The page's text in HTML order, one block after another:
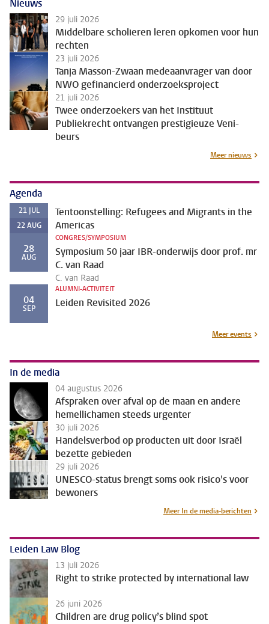
Nieuws
29 juli 2026
Middelbare scholieren leren opkomen voor hun
rechten
23 juli 2026
Tanja Masson-Zwaan medeaanvrager van door
NWO gefinancierd onderzoeksproject
21 juli 2026
Twee onderzoekers van het Instituut
Publiekrecht ontvangen prestigieuze Veni-
beurs
Meer nieuws
Agenda
21 JUL
22AUG
Tentoonstelling: Refugees and Migrants in the
Americas
28
AUG
CONGRES/SYMPOSIUM
Symposium 50 jaar IBR-onderwijs door prof. mr
C. van Raad
C. van Raad
04
SEP
ALUMNI-ACTIVITEIT
Leiden Revisited 2026
Meer events
In de media
04 augustus 2026
Afspraken over afval op de maan en andere
hemellichamen steeds urgenter
30 juli 2026
Handelsverbod op producten uit door Israël
bezette gebieden
29 juli 2026
UNESCO-status brengt soms ook risico's voor
bewoners
Meer In de media-berichten
Leiden Law Blog
13 juli 2026
Right to strike protected by international law
26 juni 2026
Children are drug policy’s blind spot